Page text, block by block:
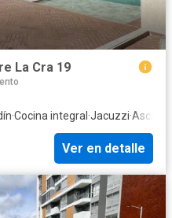
La Cra 19
·Cocina integral ·Jacuzzi·
Ver en detalle